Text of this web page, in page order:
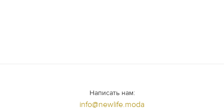
Написать нам:
info@newlife.moda